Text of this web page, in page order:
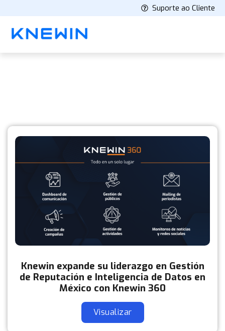
Suporte ao Cliente
Knewin expande su liderazgo en Gestión
de Reputación e Inteligencia de Datos en
México con Knewin 360
Visualizar